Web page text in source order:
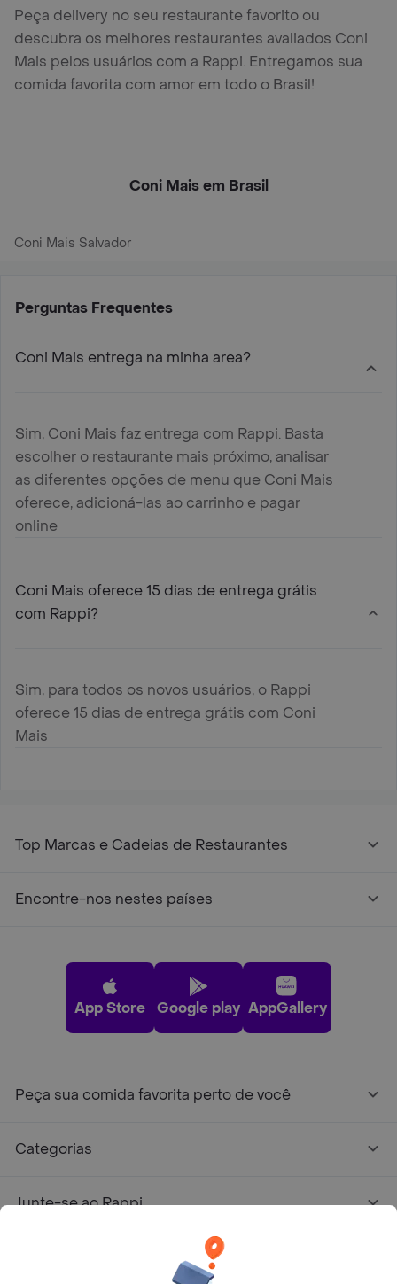
Peça delivery no seu restaurante favorito ou
descubra os melhores restaurantes avaliados Coni
Mais pelos usuários com a Rappi. Entregamos sua
comida favorita com amor em todo o Brasil!
Coni Mais em Brasil
Coni Mais Salvador
Perguntas Frequentes
Coni Mais entrega na minha area?
Sim, Coni Mais faz entrega com Rappi. Basta
escolher o restaurante mais próximo, analisar
as diferentes opções de menu que Coni Mais
oferece, adicioná-las ao carrinho e pagar
online
Coni Mais oferece 15 dias de entrega grátis
com Rappi?
Sim, para todos os novos usuários, o Rappi
oferece 15 dias de entrega grátis com Coni
Mais
Top Marcas e Cadeias de Restaurantes
Encontre-nos nestes países
App Store Google play AppGallery
Peça sua comida favorita perto de você
Categorias
Junte-se ao Rappi